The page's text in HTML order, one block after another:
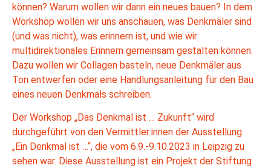
können? Warum wollen wir dann ein neues bauen? In dem
Workshop wollen wir uns anschauen, was Denkmäler sind
(und was nicht), was erinnern ist, und wie wir
multidirektionales Erinnern gemeinsam gestalten können.
Dazu wollen wir Collagen basteln, neue Denkmäler aus
Ton entwerfen oder eine Handlungsanleitung für den Bau
eines neuen Denkmals schreiben.
Der Workshop „Das Denkmal ist … Zukunft“ wird
durchgeführt von den Vermittler:innen der Ausstellung
„Ein Denkmal ist …“, die vom 6.9.-9.10.2023 in Leipzig zu
sehen war. Diese Ausstellung ist ein Projekt der Stiftung